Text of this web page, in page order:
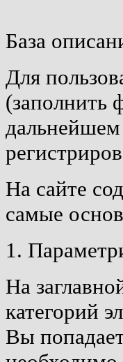
База
Для
(заполнить
На сайте
самые
1.
На
категорий
Вы